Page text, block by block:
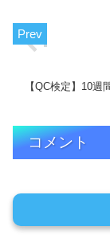
【QC検定】10週
コメント